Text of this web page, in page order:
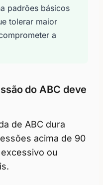
padrões básicos
tolerar maior
a
do ABC deve
de ABC dura
acima de 90
ou